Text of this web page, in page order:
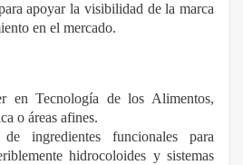
apoyar la visibilidad de la marca
en el mercado.
en Tecnología de los Alimentos,
o áreas afines.
de ingredientes funcionales para
hidrocoloides y sistemas